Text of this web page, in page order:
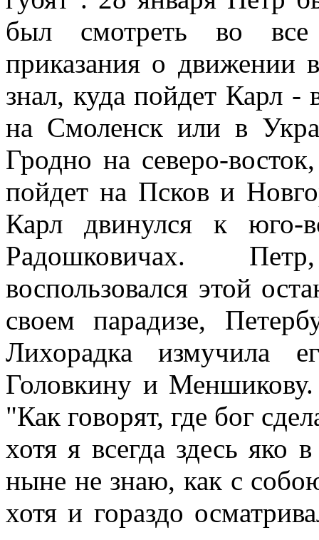
был смотреть во все
приказания о движении
знал, куда пойдет Карл
на Смоленск или в
Гродно на северо-
пойдет на Псков и
Карл двинулся к юго-
Радошковичах.
воспользовался этой
своем парадизе,
Лихорадка измучила
Головкину и
"Как говорят, где бог
хотя я всегда здесь яко
ныне не знаю, как с
хотя и гораздо